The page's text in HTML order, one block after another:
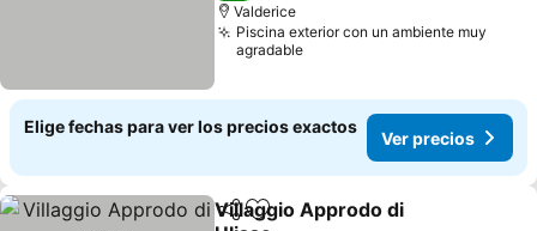
Valderice
Piscina exterior con un ambiente muy
agradable
Elige fechas para ver los precios exactos
Ver precios
CompartirAgregar a favoritos
Villaggio Approdo di